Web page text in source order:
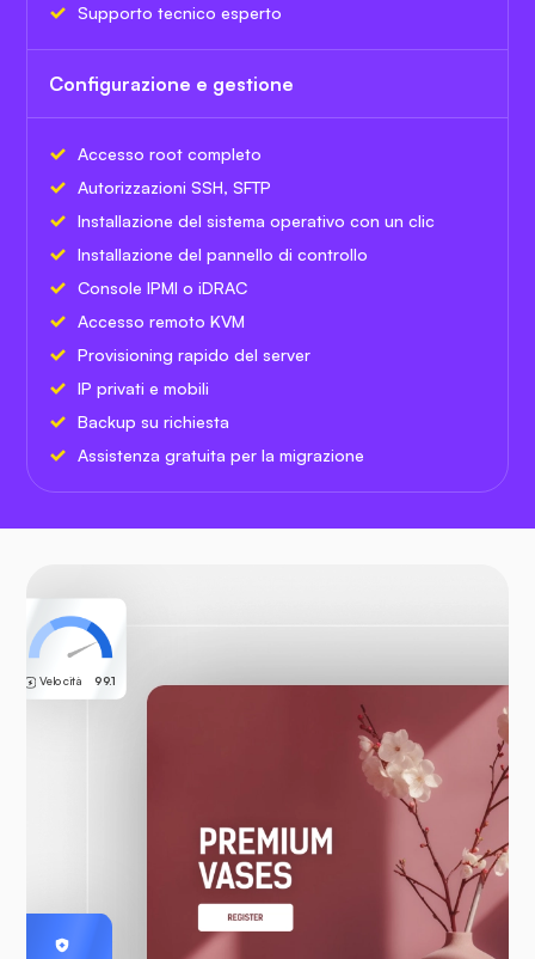
Supporto tecnico esperto
Configurazione e gestione
Accesso root completo
Autorizzazioni SSH, SFTP
Installazione del sistema operativo con un clic
Installazione del pannello di controllo
Console IPMI o iDRAC
Accesso remoto KVM
Provisioning rapido del server
IP privati e mobili
Backup su richiesta
Assistenza gratuita per la migrazione
Velocità 99.1